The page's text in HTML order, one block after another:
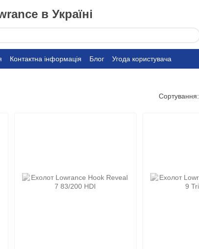
в Україні
Контактна інформація Блог Угода користувача
Сортування: